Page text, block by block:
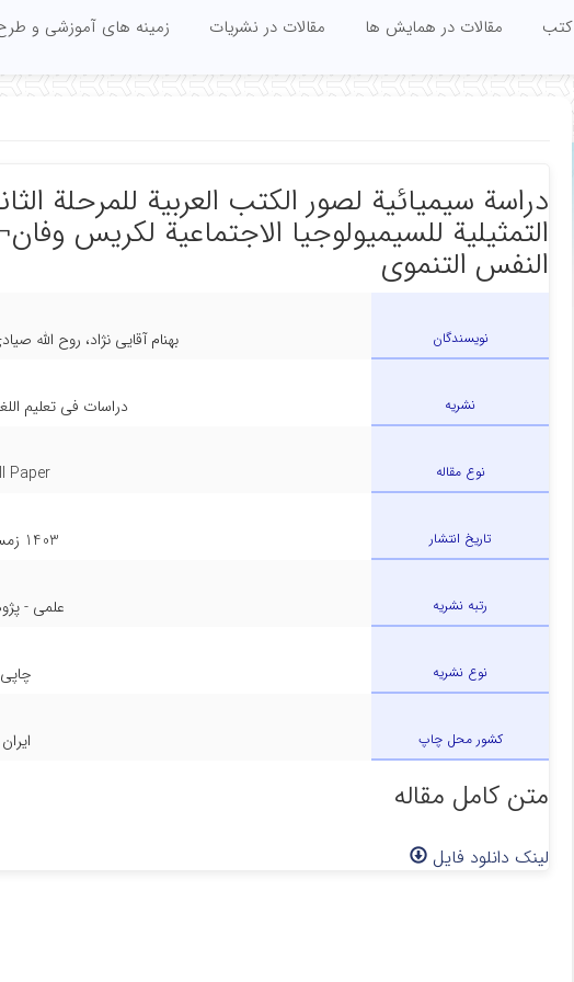
کتب مقالات در همایش ها مقالات در نشریات زمینه های آموزشی و
دراسة سیمیائیة لصور الکتب العربیة للمرحلة
التمثیلیة للسیمیولوجیا الاجتماعیة لکریس
النفس التنموی
نویسندگان بهنام آقایی نژاد، روح الله
نشریه دراسات فی تعلیم
نوع مقاله Paper
تاریخ انتشار 1403 زمستان
رتبه نشریه علمی -
نوع نشریه چاپی
کشور محل چاپ ایران
متن کامل مقاله
لینک دانلود فایل